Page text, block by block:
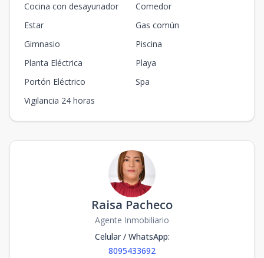
Cocina con desayunador
Comedor
Estar
Gas común
Gimnasio
Piscina
Planta Eléctrica
Playa
Portón Eléctrico
Spa
Vigilancia 24 horas
Raisa Pacheco
Agente Inmobiliario
Celular / WhatsApp:
8095433692